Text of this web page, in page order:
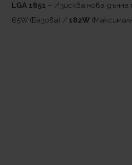
LGA 1851 – Изисква нова дънна
65W (Базова) /182W